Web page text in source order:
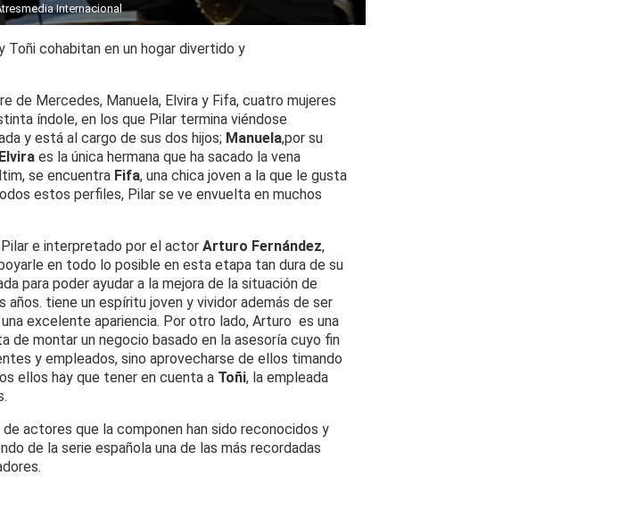
Internacional
Toñi cohabitan en un hogar divertido y
de Mercedes, Manuela, Elvira y Fifa, cuatro mujeres
índole, en los que Pilar termina viéndose
y está al cargo de sus dos hijos; Manuela,por su
Elvira es la única hermana que ha sacado la vena
se encuentra Fifa, una chica joven a la que le gusta
estos perfiles, Pilar se ve envuelta en muchos
e interpretado por el actor Arturo Fernández,
en todo lo posible en esta etapa tan dura de su
para poder ayudar a la mejora de la situación de
años. tiene un espíritu joven y vividor además de ser
excelente apariencia. Por otro lado, Arturo es una
de montar un negocio basado en la asesoría cuyo fin
y empleados, sino aprovecharse de ellos timando
ellos hay que tener en cuenta a Toñi, la empleada
actores que la componen han sido reconocidos y
de la serie española una de las más recordadas